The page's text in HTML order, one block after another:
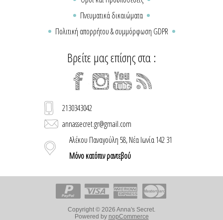
Πνευματικά δικαιώματα
Πολιτική απορρήτου & συμμόρφωση GDPR
Βρείτε μας επίσης στα :
2130343042
annassecret.gr@gmail.com
Αλέκου Παναγούλη 58, Νέα Ιωνία 142 31
Μόνο κατόπιν ραντεβού
Copyright © 2026 Anna's Secret.
Powered by nopCommerce